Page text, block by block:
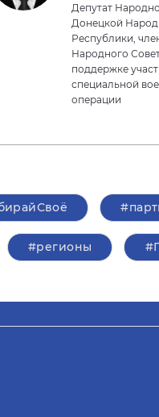
Депутат
Донецкой
Республики,
Народного
поддержке
специальной
операции
#регионы